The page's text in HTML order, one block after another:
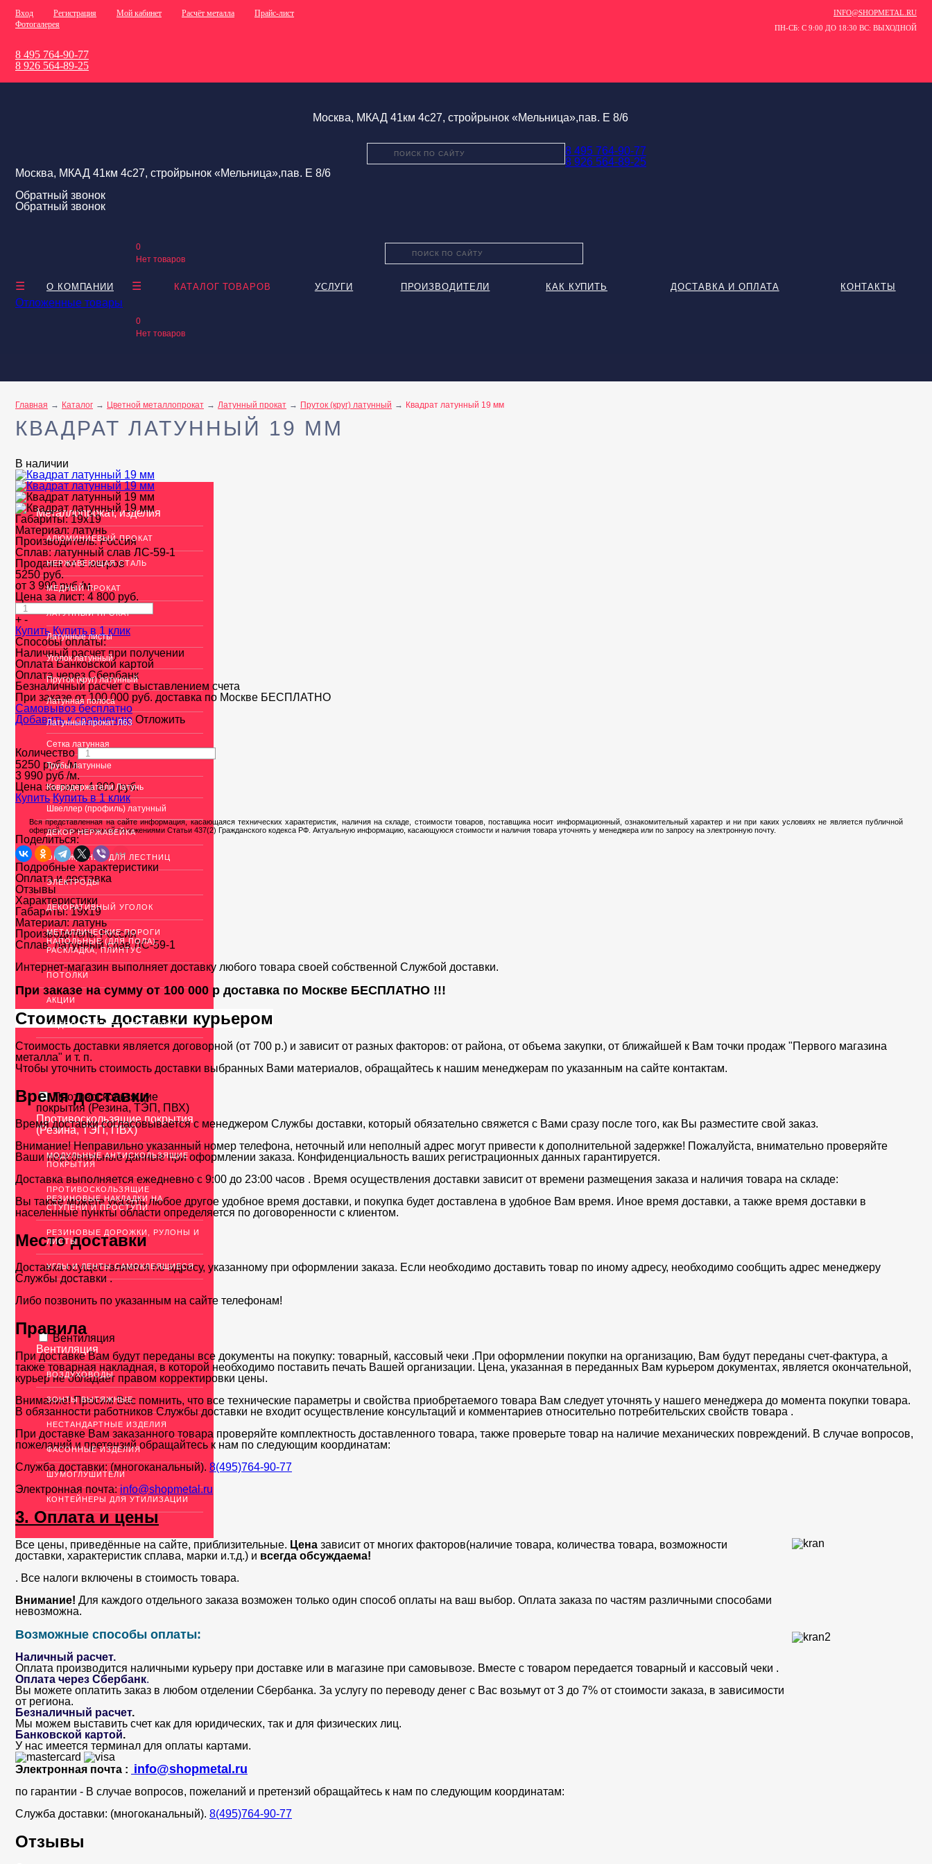
Вход Регистрация Мой кабинет Расчёт металла
Прайс-лист
Фотогалерея
INFO@SHOPMETAL.RU
ПН-СБ: С 9:00 ДО 18:30 ВС: ВЫХОДНОЙ
8 495 764-90-77
8 926 564-89-25
Москва, МКАД 41км 4с27, стройрынок «Мельница»,пав. Е 8/6
8 495 764-90-77
8 926 564-89-25
Москва, МКАД 41км 4с27, стройрынок «Мельница»,пав. Е 8/6
Обратный звонок
Обратный звонок
0
Нет товаров
О КОМПАНИИ КАТАЛОГ ТОВАРОВ УСЛУГИ ПРОИЗВОДИТЕЛИ КАК КУПИТЬ ДОСТАВКА И ОПЛАТА КОНТАКТЫ
Отложенные товары
0
Нет товаров
Главная Каталог Цветной металлопрокат Латунный прокат Пруток (круг) латунный Квадрат латунный 19 мм
КВАДРАТ ЛАТУННЫЙ 19 ММ
Металлопрокат, изделия
АЛЮМИНИЕВЫЙ ПРОКАТ
НЕРЖАВЕЮЩАЯ СТАЛЬ
МЕДНЫЙ ПРОКАТ
ЛАТУННЫЙ ПРОКАТ
Латунные листы
Уголок латунный
Пруток (круг) латунный
Латунная полоса
Латунный прокат Л63
Сетка латунная
Трубы латунные
Ковродержатели Латунь
Швеллер (профиль) латунный
ДЕКОР НЕРЖАВЕЙКА
ОГРАЖДЕНИЯ ДЛЯ ЛЕСТНИЦ
ЭЛЕКТРОДЫ
ДЕКОРАТИВНЫЙ УГОЛОК
МЕТАЛЛИЧЕСКИЕ ПОРОГИ
НАПОЛЬНЫЕ (ДЛЯ ПОЛА),
РАСКЛАДКА, ПЛИНТУС
ПОТОЛКИ
АКЦИИ
НЕДОРОГОЙ МЕТАЛЛОПРОКАТ
Противоскользящие
покрытия (Резина, ТЭП, ПВХ)
Противоскользящие покрытия
(Резина, ТЭП, ПВХ)
МОДУЛЬНЫЕ АНТИСКОЛЬЗЯЩИЕ
ПОКРЫТИЯ
ПРОТИВОСКОЛЬЗЯЩИЕ
РЕЗИНОВЫЕ НАКЛАДКИ НА
СТУПЕНИ И ПРОСТУПИ
РЕЗИНОВЫЕ ДОРОЖКИ, РУЛОНЫ И
ЛИСТЫ
УГЛЫ И ЛЕНТЫ САМОКЛЕЯЩИЕСЯ
Вентиляция
Вентиляция
ВОЗДУХОВОДЫ
ЗОНТЫ ВЫТЯЖНЫЕ
НЕСТАНДАРТНЫЕ ИЗДЕЛИЯ
ФАСОННЫЕ ИЗДЕЛИЯ
ШУМОГЛУШИТЕЛИ
КОНТЕЙНЕРЫ ДЛЯ УТИЛИЗАЦИИ
В наличии
Габариты:19х19
Материал:латунь
Производитель:Россия
Сплав:латунный слав ЛС-59-1
Продажа от 3 метров
5250руб.
от 3 990 руб /м.
Цена за лист: 4 800 руб.
+ -
Купить Купить в 1 клик
Способы оплаты:
Наличный расчет при получении
Оплата Банковской картой
Оплата через Сбербанк
Безналичный расчет с выставлением счета
При заказе от 100 000 руб. доставка по Москве БЕСПЛАТНО
Cамовывоз бесплатно
Добавить к сравнению Отложить
Количество
5250 руб. /м.
3 990 руб/м.
Цена за лист:4 800руб.
Купить Купить в 1 клик
Вся представленная на сайте информация, касающаяся технических характеристик, наличия на складе, стоимости товаров, поставщика носит информационный, ознакомительный характер и ни при каких условиях не является публичной
офертой, определяемой положениями Статьи 437(2) Гражданского кодекса РФ. Актуальную информацию, касающуюся стоимости и наличия товара уточнять у менеджера или по запросу на электронную почту.
Поделиться:
Подробные характеристики
Оплата и доставка
Отзывы
Характеристики
Габариты:19х19
Материал:латунь
Производитель:Россия
Сплав:латунный слав ЛС-59-1
Интернет-магазин выполняет доставку любого товара своей собственной Службой доставки.
При заказе на сумму от 100 000 р доставка по Москве БЕСПЛАТНО !!!
Стоимость доставки курьером
Стоимость доставки является договорной (от 700 р.) и зависит от разных факторов: от района, от объема закупки, от ближайшей к Вам точки продаж "Первого магазина
металла" и т. п.
Чтобы уточнить стоимость доставки выбранных Вами материалов, обращайтесь к нашим менеджерам по указанным на сайте контактам.
Время доставки
Время доставки согласовывается с менеджером Службы доставки, который обязательно свяжется с Вами сразу после того, как Вы разместите свой заказ.
Внимание! Неправильно указанный номер телефона, неточный или неполный адрес могут привести к дополнительной задержке! Пожалуйста, внимательно проверяйте
Ваши персональные данные при оформлении заказа. Конфиденциальность ваших регистрационных данных гарантируется.
Доставка выполняется ежедневно с 9:00 до 23:00 часов . Время осуществления доставки зависит от времени размещения заказа и наличия товара на складе:
Вы также можете указать любое другое удобное время доставки, и покупка будет доставлена в удобное Вам время. Иное время доставки, а также время доставки в
населенные пункты области определяется по договоренности с клиентом.
Место доставки
Доставка осуществляется по адресу, указанному при оформлении заказа. Если необходимо доставить товар по иному адресу, необходимо сообщить адрес менеджеру
Службы доставки .
Либо позвонить по указанным на сайте телефонам!
Правила
При доставке Вам будут переданы все документы на покупку: товарный, кассовый чеки .При оформлении покупки на организацию, Вам будут переданы счет-фактура, а
также товарная накладная, в которой необходимо поставить печать Вашей организации. Цена, указанная в переданных Вам курьером документах, является окончательной,
курьер не обладает правом корректировки цены.
Внимание! Просим Вас помнить, что все технические параметры и свойства приобретаемого товара Вам следует уточнять у нашего менеджера до момента покупки товара.
В обязанности работников Службы доставки не входит осуществление консультаций и комментариев относительно потребительских свойств товара .
При доставке Вам заказанного товара проверяйте комплектность доставленного товара, также проверьте товар на наличие механических повреждений. В случае вопросов,
пожеланий и претензий обращайтесь к нам по следующим координатам:
Служба доставки: (многоканальный). 8(495)764-90-77
Электронная почта:info@shopmetal.ru
3. Оплата и цены
Все цены, приведённые на сайте, приблизительные. Цена зависит от многих факторов(наличие товара, количества товара, возможности
доставки, характеристик сплава, марки и.т.д.) и всегда обсуждаема!
. Все налоги включены в стоимость товара.
Внимание! Для каждого отдельного заказа возможен только один способ оплаты на ваш выбор. Оплата заказа по частям различными способами
невозможна.
Возможные способы оплаты:
Наличный расчет.
Оплата производится наличными курьеру при доставке или в магазине при самовывозе. Вместе с товаром передается товарный и кассовый чеки .
Оплата через Сбербанк.
Вы можете оплатить заказ в любом отделении Сбербанка. За услугу по переводу денег с Вас возьмут от 3 до 7% от стоимости заказа, в зависимости
от региона.
Безналичный расчет.
Мы можем выставить счет как для юридических, так и для физических лиц.
Банковской картой.
У нас имеется терминал для оплаты картами.
Электронная почта : info@shopmetal.ru
по гарантии - В случае вопросов, пожеланий и претензий обращайтесь к нам по следующим координатам:
Служба доставки: (многоканальный). 8(495)764-90-77
Отзывы